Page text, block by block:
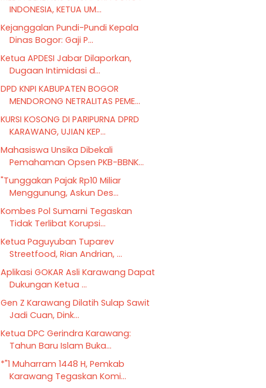
INDONESIA, KETUA UM...
Kejanggalan Pundi-Pundi Kepala
Dinas Bogor: Gaji P...
Ketua APDESI Jabar Dilaporkan,
Dugaan Intimidasi d...
DPD KNPI KABUPATEN BOGOR
MENDORONG NETRALITAS PEME...
KURSI KOSONG DI PARIPURNA DPRD
KARAWANG, UJIAN KEP...
Mahasiswa Unsika Dibekali
Pemahaman Opsen PKB-BBNK...
"Tunggakan Pajak Rp10 Miliar
Menggunung, Askun Des...
Kombes Pol Sumarni Tegaskan
Tidak Terlibat Korupsi...
Ketua Paguyuban Tuparev
Streetfood, Rian Andrian, ...
Aplikasi GOKAR Asli Karawang Dapat
Dukungan Ketua ...
Gen Z Karawang Dilatih Sulap Sawit
Jadi Cuan, Dink...
Ketua DPC Gerindra Karawang:
Tahun Baru Islam Buka...
*"1 Muharram 1448 H, Pemkab
Karawang Tegaskan Komi...